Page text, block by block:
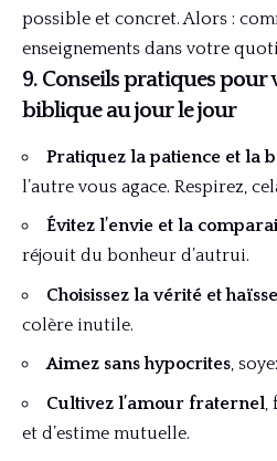
possible et concret. Alors :
enseignements dans votre
9. Conseils pratiques pour
biblique au jour le jour
Pratiquez la patience et la
l’autre vous agace. Respirez,
Évitez l’envie et la
réjouit du bonheur d’autrui.
Choisissez la vérité et
colère inutile.
Aimez sans hypocrites,
Cultivez l’amour fraternel,
et d’estime mutuelle.